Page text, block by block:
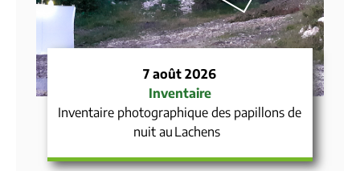
7 août 2026
Inventaire
Inventaire photographique des papillons de
nuit au Lachens